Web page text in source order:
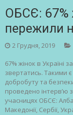
ОБСЄ: 67%
пережили
2 Грудня, 2019
67% жінок в Україні
звертатись. Такими
добробуту та
проведено інтерв’ю
учасницях ОБСЄ:
Македонії, Сербії,